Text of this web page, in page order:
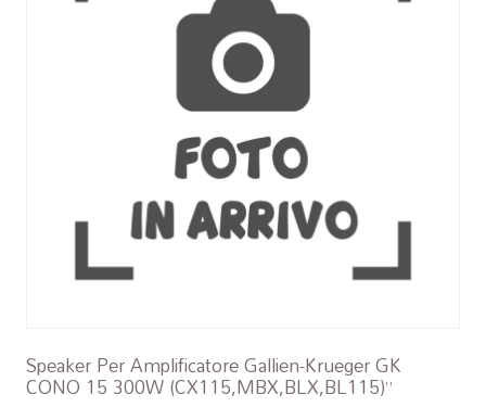
Speaker Per Amplificatore Gallien-Krueger GK
CONO 15 300W (CX115,MBX,BLX,BL115)”